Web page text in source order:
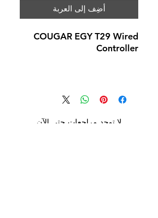
أضِف إلى العربة
COUGAR EGY T29 Wired
Controller
لا توجد مراجعات حتى الآن